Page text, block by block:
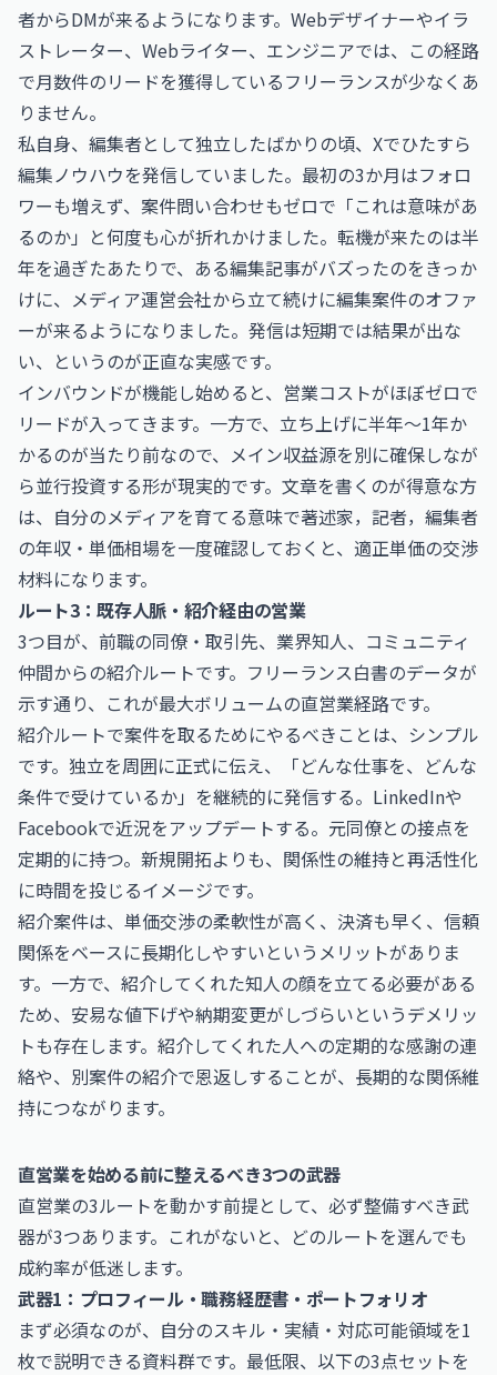
者からDMが来るようになります。Webデザイナーやイラ
ストレーター、Webライター、エンジニアでは、この経路
で月数件のリードを獲得しているフリーランスが少なくあ
りません。
私自身、編集者として独立したばかりの頃、Xでひたすら
編集ノウハウを発信していました。最初の3か月はフォロ
ワーも増えず、案件問い合わせもゼロで「これは意味があ
るのか」と何度も心が折れかけました。転機が来たのは半
年を過ぎたあたりで、ある編集記事がバズったのをきっか
けに、メディア運営会社から立て続けに編集案件のオファ
ーが来るようになりました。発信は短期では結果が出な
い、というのが正直な実感です。
インバウンドが機能し始めると、営業コストがほぼゼロで
リードが入ってきます。一方で、立ち上げに半年〜1年か
かるのが当たり前なので、メイン収益源を別に確保しなが
ら並行投資する形が現実的です。文章を書くのが得意な方
は、自分のメディアを育てる意味で著述家，記者，編集者
の年収・単価相場を一度確認しておくと、適正単価の交渉
材料になります。
ルート3：既存人脈・紹介経由の営業
3つ目が、前職の同僚・取引先、業界知人、コミュニティ
仲間からの紹介ルートです。フリーランス白書のデータが
示す通り、これが最大ボリュームの直営業経路です。
紹介ルートで案件を取るためにやるべきことは、シンプル
です。独立を周囲に正式に伝え、「どんな仕事を、どんな
条件で受けているか」を継続的に発信する。LinkedInや
Facebookで近況をアップデートする。元同僚との接点を
定期的に持つ。新規開拓よりも、関係性の維持と再活性化
に時間を投じるイメージです。
紹介案件は、単価交渉の柔軟性が高く、決済も早く、信頼
関係をベースに長期化しやすいというメリットがありま
す。一方で、紹介してくれた知人の顔を立てる必要がある
ため、安易な値下げや納期変更がしづらいというデメリッ
トも存在します。紹介してくれた人への定期的な感謝の連
絡や、別案件の紹介で恩返しすることが、長期的な関係維
持につながります。
直営業を始める前に整えるべき3つの武器
直営業の3ルートを動かす前提として、必ず整備すべき武
器が3つあります。これがないと、どのルートを選んでも
成約率が低迷します。
武器1：プロフィール・職務経歴書・ポートフォリオ
まず必須なのが、自分のスキル・実績・対応可能領域を1
枚で説明できる資料群です。最低限、以下の3点セットを